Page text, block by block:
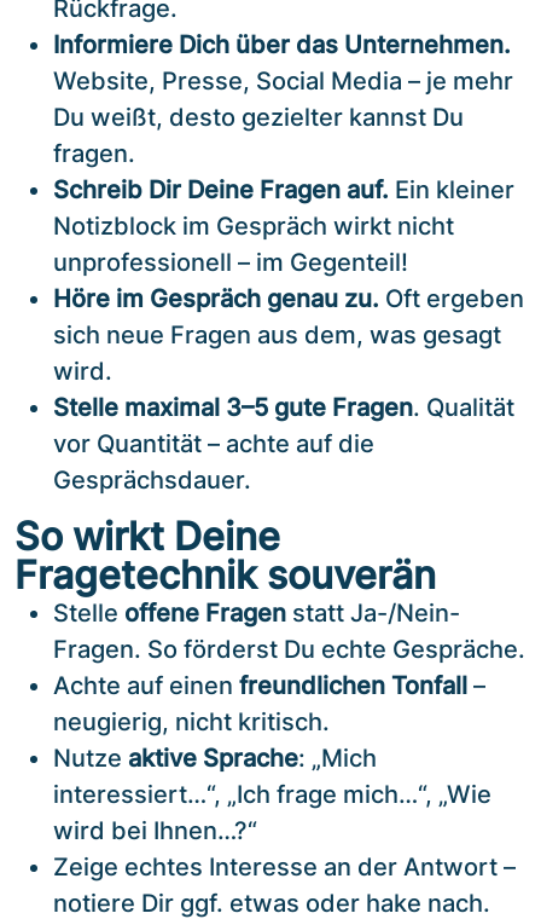
Rückfrage.
Informiere Dich über das Unternehmen.
Website, Presse, Social Media – je mehr
Du weißt, desto gezielter kannst Du
fragen.
Schreib Dir Deine Fragen auf. Ein kleiner
Notizblock im Gespräch wirkt nicht
unprofessionell – im Gegenteil!
Höre im Gespräch genau zu. Oft ergeben
sich neue Fragen aus dem, was gesagt
wird.
Stelle maximal 3–5 gute Fragen. Qualität
vor Quantität – achte auf die
Gesprächsdauer.
So wirkt Deine
Fragetechnik souverän
Stelle offene Fragen statt Ja-/Nein-
Fragen. So förderst Du echte Gespräche.
Achte auf einen freundlichen Tonfall –
neugierig, nicht kritisch.
Nutze aktive Sprache: „Mich
interessiert…“, „Ich frage mich…“, „Wie
wird bei Ihnen…?“
Zeige echtes Interesse an der Antwort –
notiere Dir ggf. etwas oder hake nach.